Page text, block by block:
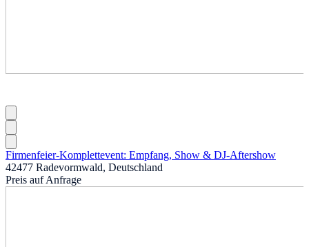
Firmenfeier-Komplettevent: Empfang, Show & DJ-Aftershow
42477 Radevormwald, Deutschland
Preis auf Anfrage